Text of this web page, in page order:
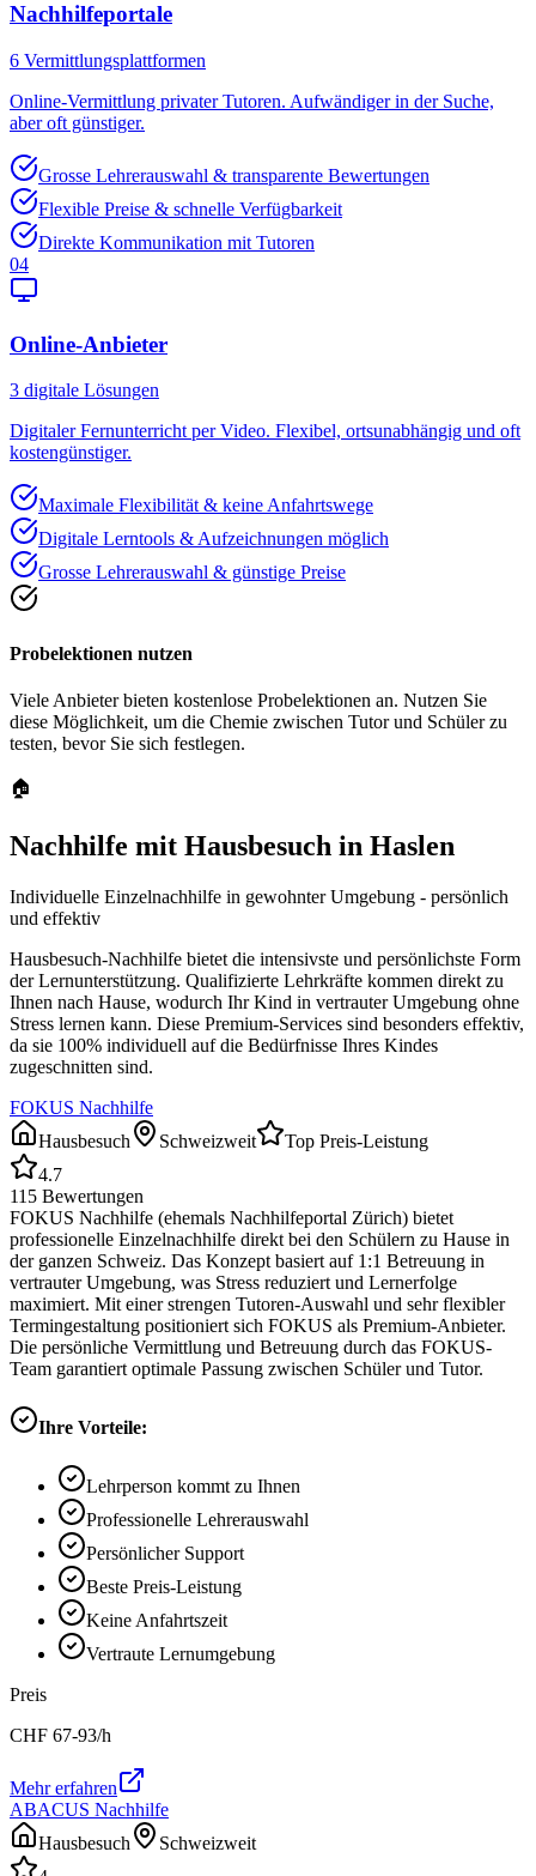
Nachhilfeportale
6 Vermittlungsplattformen
Online-Vermittlung privater Tutoren. Aufwändiger in der Suche,
aber oft günstiger.
Grosse Lehrerauswahl & transparente Bewertungen
Flexible Preise & schnelle Verfügbarkeit
Direkte Kommunikation mit Tutoren
04
Online-Anbieter
3 digitale Lösungen
Digitaler Fernunterricht per Video. Flexibel, ortsunabhängig und oft
kostengünstiger.
Maximale Flexibilität & keine Anfahrtswege
Digitale Lerntools & Aufzeichnungen möglich
Grosse Lehrerauswahl & günstige Preise
Probelektionen nutzen
Viele Anbieter bieten kostenlose Probelektionen an. Nutzen Sie
diese Möglichkeit, um die Chemie zwischen Tutor und Schüler zu
testen, bevor Sie sich festlegen.
🏠
Nachhilfe mit Hausbesuch in Haslen
Individuelle Einzelnachhilfe in gewohnter Umgebung - persönlich
und effektiv
Hausbesuch-Nachhilfe bietet die intensivste und persönlichste Form
der Lernunterstützung. Qualifizierte Lehrkräfte kommen direkt zu
Ihnen nach Hause, wodurch Ihr Kind in vertrauter Umgebung ohne
Stress lernen kann. Diese Premium-Services sind besonders effektiv,
da sie 100% individuell auf die Bedürfnisse Ihres Kindes
zugeschnitten sind.
FOKUS Nachhilfe
Hausbesuch
Schweizweit
Top Preis-Leistung
4.7
115 Bewertungen
FOKUS Nachhilfe (ehemals Nachhilfeportal Zürich) bietet
professionelle Einzelnachhilfe direkt bei den Schülern zu Hause in
der ganzen Schweiz. Das Konzept basiert auf 1:1 Betreuung in
vertrauter Umgebung, was Stress reduziert und Lernerfolge
maximiert. Mit einer strengen Tutoren-Auswahl und sehr flexibler
Termingestaltung positioniert sich FOKUS als Premium-Anbieter.
Die persönliche Vermittlung und Betreuung durch das FOKUS-
Team garantiert optimale Passung zwischen Schüler und Tutor.
Ihre Vorteile:
Lehrperson kommt zu Ihnen
Professionelle Lehrerauswahl
Persönlicher Support
Beste Preis-Leistung
Keine Anfahrtszeit
Vertraute Lernumgebung
Preis
CHF 67-93/h
Mehr erfahren
ABACUS Nachhilfe
Hausbesuch
Schweizweit